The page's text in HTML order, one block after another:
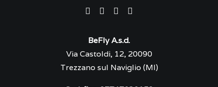
BeFly A.s.d.
Via Castoldi, 12, 20090
Trezzano sul Naviglio (MI)